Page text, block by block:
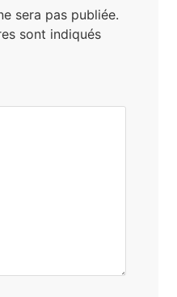
sera pas publiée.
sont indiqués